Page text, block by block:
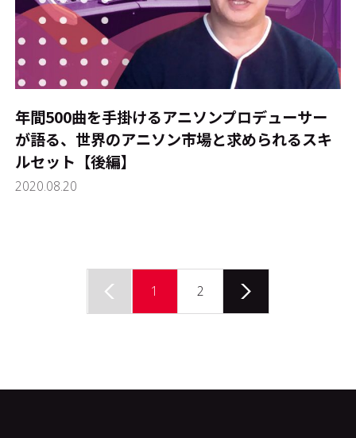
年間500曲を手掛けるアニソンプロデューサー
が語る、世界のアニソン市場と求められるスキ
ルセット【後編】
2020.08.20
1 2